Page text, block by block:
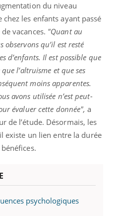
du niveau
chez les enfants ayant passé
vacances. "Quant au
observons qu’il est resté
d’enfants. Il est possible que
l’altruisme et que ses
moins apparentes.
avons utilisée n’est peut-
évaluer cette donnée", a
de l’étude. Désormais, les
existe un lien entre la durée
psychologiques